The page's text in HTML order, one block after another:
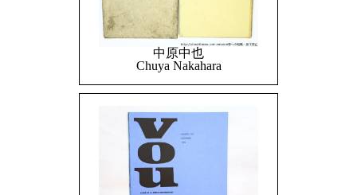
中原中也
Chuya Nakahara